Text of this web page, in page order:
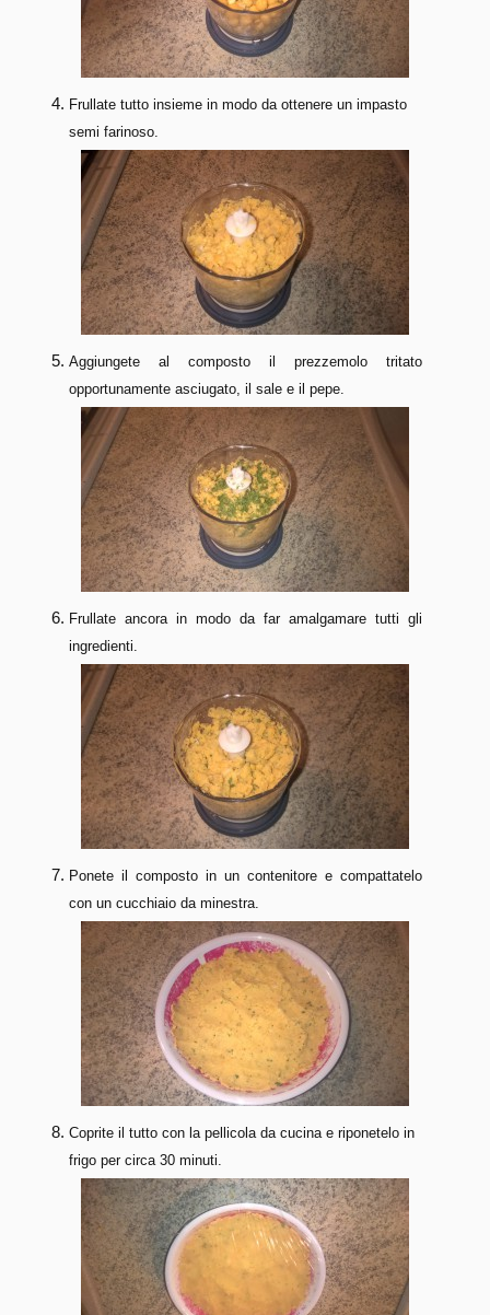
Frullate tutto insieme in modo da ottenere un impasto
semi farinoso.
Aggiungete al composto il prezzemolo tritato
opportunamente asciugato, il sale e il pepe.
Frullate ancora in modo da far amalgamare tutti gli
ingredienti.
Ponete il composto in un contenitore e compattatelo
con un cucchiaio da minestra.
Coprite il tutto con la pellicola da cucina e riponetelo in
frigo per circa 30 minuti.